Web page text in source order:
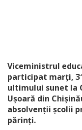
Viceministrul
participat marți,
ultimului sunet la
Ușoară din
absolvenții școlii
părinți.